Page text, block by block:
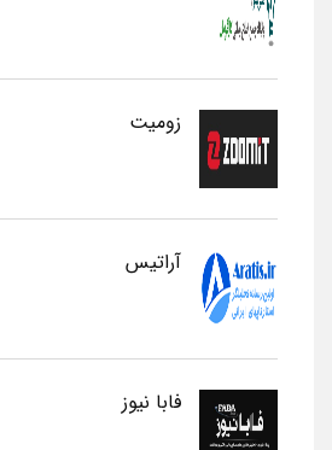
زومیت
آراتیس
فابا نیوز